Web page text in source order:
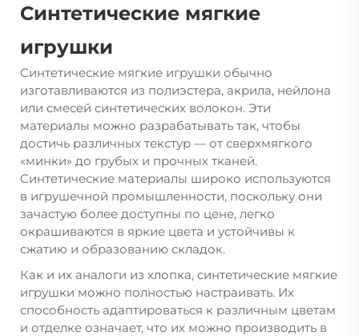
Синтетические мягкие
игрушки
Синтетические мягкие игрушки обычно
изготавливаются из полиэстера, акрила, нейлона
или смесей синтетических волокон. Эти
материалы можно разрабатывать так, чтобы
достичь различных текстур — от сверхмягкого
«минки» до грубых и прочных тканей.
Синтетические материалы широко используются
в игрушечной промышленности, поскольку они
зачастую более доступны по цене, легко
окрашиваются в яркие цвета и устойчивы к
сжатию и образованию складок.
Как и их аналоги из хлопка, синтетические мягкие
игрушки можно полностью настраивать. Их
способность адаптироваться к различным цветам
и отделке означает, что их можно производить в